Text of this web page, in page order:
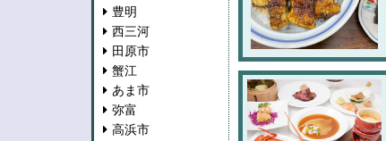
豊明
西三河
田原市
蟹江
あま市
弥富
高浜市